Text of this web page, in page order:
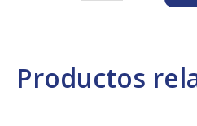
Productos